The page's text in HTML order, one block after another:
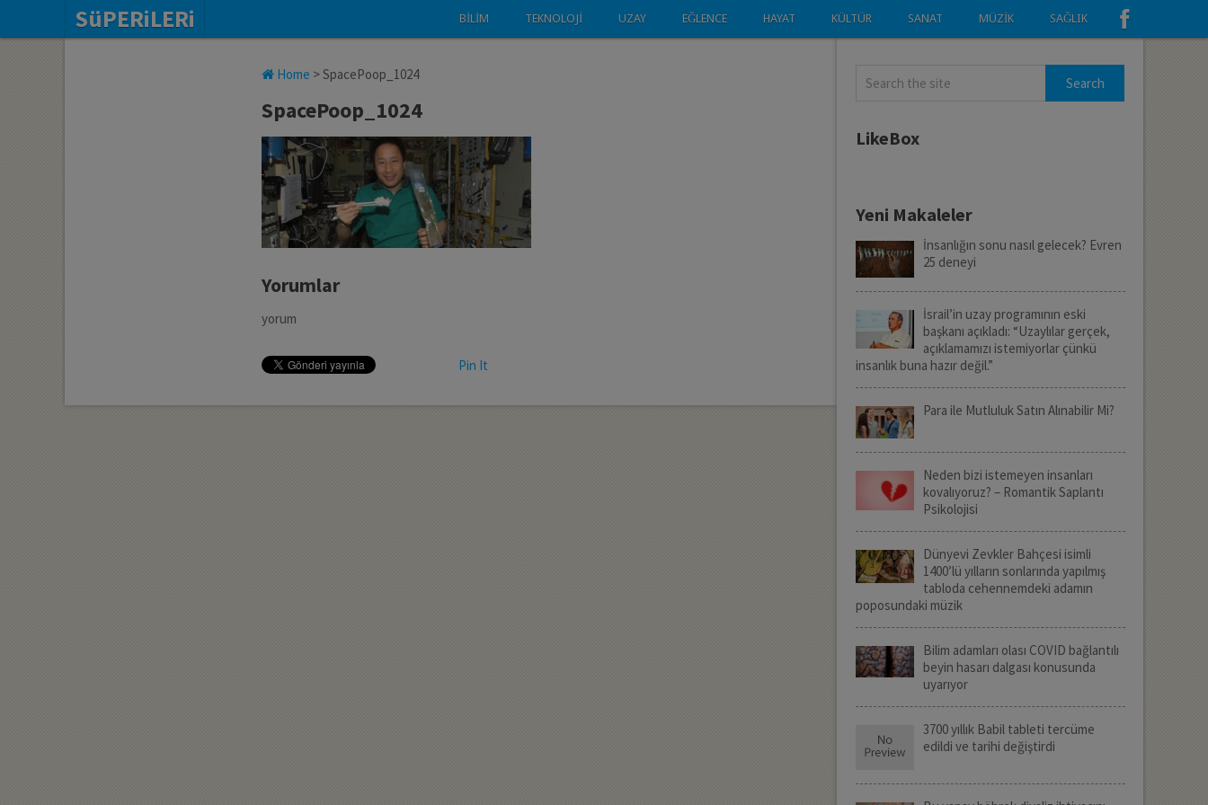
SüPERiLERi BILIM TEKNOLOJI UZAY EĞLENCE HAYAT KÜLTÜR SANAT MÜZIK SAĞLIK
Home >SpacePoop_1024
SpacePoop_1024
Yorumlar
yorum
Pin It
LikeBox
Yeni Makaleler
İnsanlığın sonu nasıl gelecek? Evren
25 deneyi
İsrail’in uzay programının eski
başkanı açıkladı: “Uzaylılar gerçek,
açıklamamızı istemiyorlar çünkü
insanlık buna hazır değil.”
Para ile Mutluluk Satın Alınabilir Mi?
Neden bizi istemeyen insanları
kovalıyoruz? – Romantik Saplantı
Psikolojisi
Dünyevi Zevkler Bahçesi isimli
1400’lü yılların sonlarında yapılmış
tabloda cehennemdeki adamın
poposundaki müzik
Bilim adamları olası COVID bağlantılı
beyin hasarı dalgası konusunda
uyarıyor
3700 yıllık Babil tableti tercüme
edildi ve tarihi değiştirdi